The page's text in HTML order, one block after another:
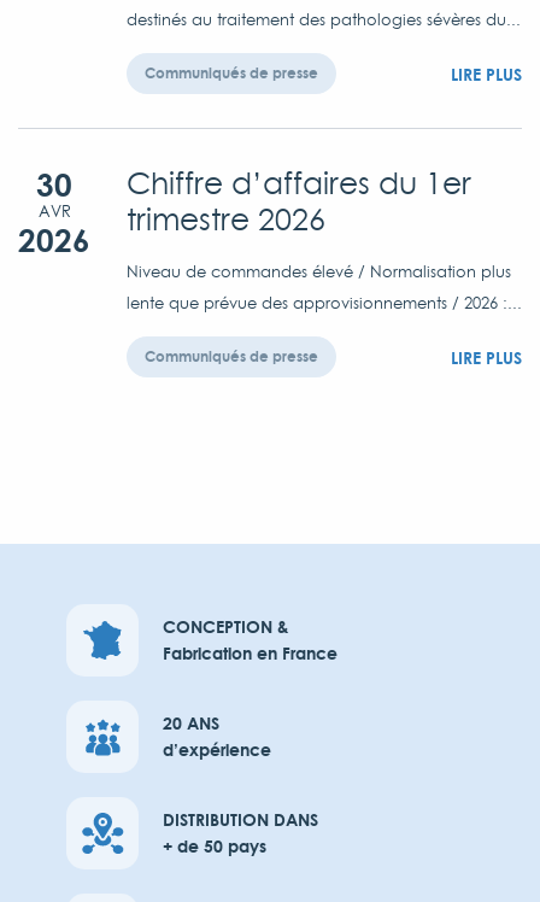
destinés au traitement des pathologies sévères du...
Communiqués de presse LIRE PLUS
30
AVR
2026
Chiffre d’affaires du 1er
trimestre 2026
Niveau de commandes élevé / Normalisation plus
lente que prévue des approvisionnements / 2026 :...
Communiqués de presse LIRE PLUS
CONCEPTION &
Fabrication en France
20 ANS
d’expérience
DISTRIBUTION DANS
+ de 50 pays